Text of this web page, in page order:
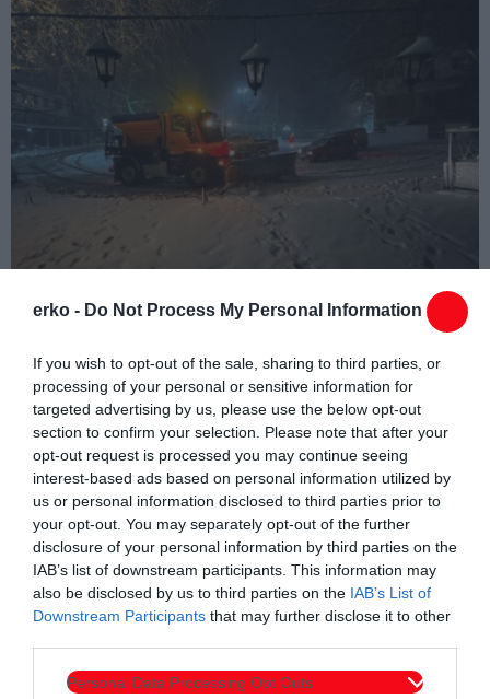
erko - Do Not Process My Personal Information
If you wish to opt-out of the sale, sharing to third parties, or
processing of your personal or sensitive information for
targeted advertising by us, please use the below opt-out
section to confirm your selection. Please note that after your
opt-out request is processed you may continue seeing
interest-based ads based on personal information utilized by
us or personal information disclosed to third parties prior to
your opt-out. You may separately opt-out of the further
disclosure of your personal information by third parties on the
IAB’s list of downstream participants. This information may
also be disclosed by us to third parties on the IAB’s List of
Downstream Participants that may further disclose it to other
Personal Data Processing Opt Outs